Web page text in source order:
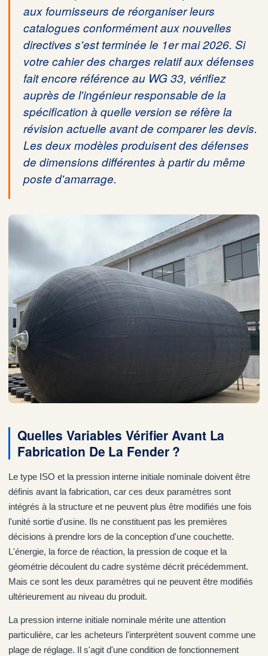
aux fournisseurs de réorganiser leurs
catalogues conformément aux nouvelles
directives s'est terminée le 1er mai 2026. Si
votre cahier des charges relatif aux défenses
fait encore référence au WG 33, vérifiez
auprès de l'ingénieur responsable de la
spécification à quelle version se réfère la
révision actuelle avant de comparer les devis.
Les deux modèles produisent des défenses
de dimensions différentes à partir du même
poste d'amarrage.
Quelles Variables Vérifier Avant La
Fabrication De La Fender ?
Le type ISO et la pression interne initiale nominale doivent être
définis avant la fabrication, car ces deux paramètres sont
intégrés à la structure et ne peuvent plus être modifiés une fois
l'unité sortie d'usine. Ils ne constituent pas les premières
décisions à prendre lors de la conception d'une couchette.
L'énergie, la force de réaction, la pression de coque et la
géométrie découlent du cadre système décrit précédemment.
Mais ce sont les deux paramètres qui ne peuvent être modifiés
ultérieurement au niveau du produit.
La pression interne initiale nominale mérite une attention
particulière, car les acheteurs l'interprètent souvent comme une
plage de réglage. Il s'agit d'une condition de fonctionnement